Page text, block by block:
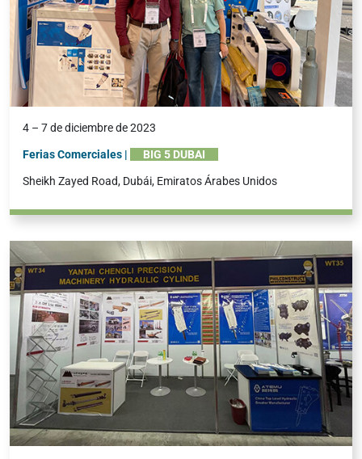
4 – 7 de diciembre de 2023
Ferias Comerciales | BIG 5 DUBAI
Sheikh Zayed Road, Dubái, Emiratos Árabes Unidos